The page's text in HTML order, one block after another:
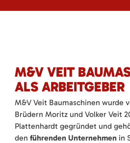
M&V VEIT
ALS ARBEITGEBER
M&V Veit Baumaschinen wurde
Brüdern Moritz und Volker Veit
Plattenhardt gegründet und
den führenden Unternehmen in